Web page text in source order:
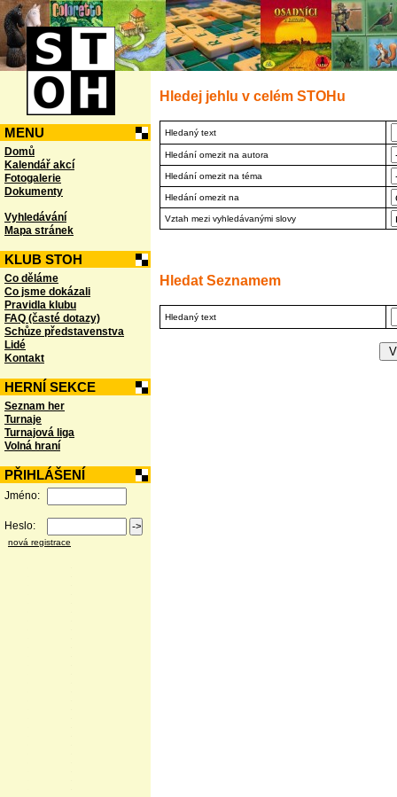
MENU
Domů
Kalendář akcí
Fotogalerie
Dokumenty
Vyhledávání
Mapa stránek
KLUB STOH
Co děláme
Co jsme dokázali
Pravidla klubu
FAQ (časté dotazy)
Schůze představenstva
Lidé
Kontakt
HERNÍ SEKCE
Seznam her
Turnaje
Turnajová liga
Volná hraní
PŘIHLÁŠENÍ
Jméno:
Heslo:
nová registrace
Hledej jehlu v celém STOHu
Hledaný text
Hledání omezit na autora
Hledání omezit na téma
Hledání omezit na
Vztah mezi vyhledávanými slovy
Hledat Seznamem
Hledaný text